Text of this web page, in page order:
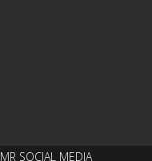
MR SOCIAL MEDIA